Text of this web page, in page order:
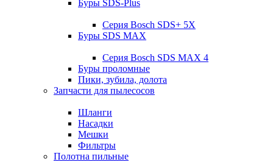
Буры SDS-Plus
Серия Bosch SDS+ 5X
Буры SDS MAX
Серия Bosch SDS MAX 4
Буры проломные
Пики, зубила, долота
Запчасти для пылесосов
Шланги
Насадки
Мешки
Фильтры
Полотна пильные